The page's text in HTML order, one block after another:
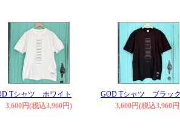
Tシャツ ホワイト
3,600円(税込3,960円)
GOD Tシャツ ブラック
3,600円(税込3,960